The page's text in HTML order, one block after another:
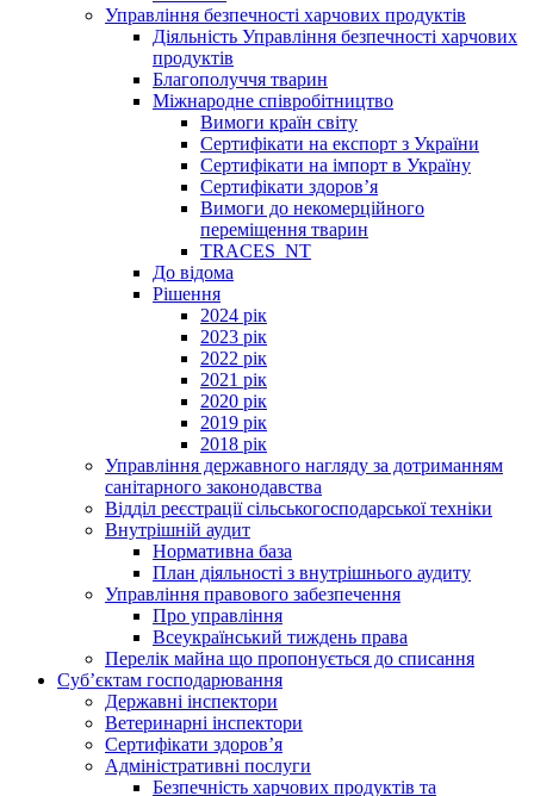
Управління безпечності харчових продуктів
Діяльність Управління безпечності харчових
продуктів
Благополуччя тварин
Міжнародне співробітництво
Вимоги країн світу
Сертифікати на експорт з України
Сертифікати на імпорт в Україну
Сертифікати здоров’я
Вимоги до некомерційного
переміщення тварин
TRACES_NT
До відома
Рішення
2024 рік
2023 рік
2022 рік
2021 рік
2020 рік
2019 рік
2018 рік
Управління державного нагляду за дотриманням
санітарного законодавства
Відділ реєстрації сільськогосподарської техніки
Внутрішній аудит
Нормативна база
План діяльності з внутрішнього аудиту
Управління правового забезпечення
Про управління
Всеукраїнський тиждень права
Перелік майна що пропонується до списання
Суб’єктам господарювання
Державні інспектори
Ветеринарні інспектори
Сертифікати здоров’я
Адміністративні послуги
Безпечність харчових продуктів та